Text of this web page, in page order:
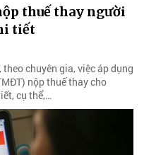
thuế thay người
tiết
chuyên gia, việc áp dụng
nộp thuế thay cho
cụ thể,…